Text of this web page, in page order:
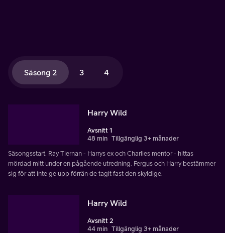
Säsong 2 3 4
Harry Wild
Avsnitt 1
48 min Tillgänglig 3+ månader
Säsongsstart. Ray Tiernan - Harrys ex och Charlies mentor - hittas
mördad mitt under en pågående utredning. Fergus och Harry bestämmer
sig för att inte ge upp förrän de tagit fast den skyldige.
Harry Wild
Avsnitt 2
44 min Tillgänglig 3+ månader